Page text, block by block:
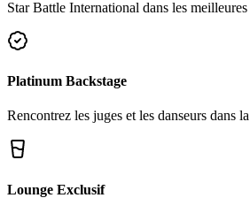
Star Battle International dans les
Platinum Backstage
Rencontrez les juges et les danseurs dans
Lounge Exclusif